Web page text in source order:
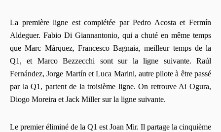
La première ligne est complétée par Pedro Acosta et Fermín
Aldeguer. Fabio Di Giannantonio, qui a chuté en même temps
que Marc Márquez, Francesco Bagnaia, meilleur temps de la
Q1, et Marco Bezzecchi sont sur la ligne suivante. Raúl
Fernández, Jorge Martín et Luca Marini, autre pilote à être passé
par la Q1, partent de la troisième ligne. On retrouve Ai Ogura,
Diogo Moreira et Jack Miller sur la ligne suivante.
Le premier éliminé de la Q1 est Joan Mir. Il partage la cinquième